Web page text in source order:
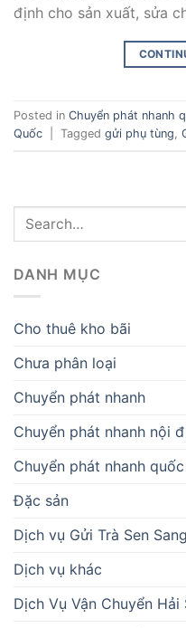
định cho sản xuất, sửa
Posted in Chuyển phát nhanh
Quốc
Tagged gửi phụ tùng,
DANH MỤC
Cho thuê kho bãi
Chưa phân loại
Chuyển phát nhanh
Chuyển phát nhanh nội
Chuyển phát nhanh
Đặc sản
Dịch vụ Gửi Trà Sen
Dịch vụ khác
Dịch Vụ Vận Chuyển